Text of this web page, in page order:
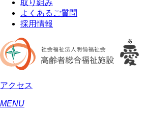
取り組み
よくあるご質問
採用情報
アクセス
MENU